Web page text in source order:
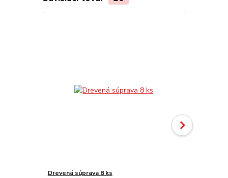
Drevená súprava 8 ks